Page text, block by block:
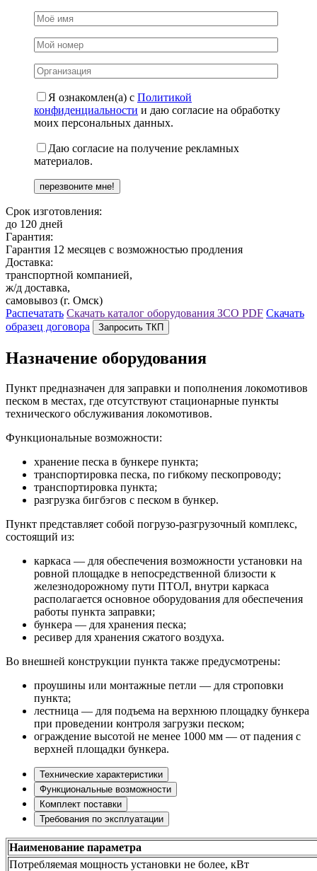
Я ознакомлен(а) с Политикой
конфиденциальности и даю согласие на обработку
моих персональных данных.
Даю согласие на получение рекламных
материалов.
Срок изготовления:
до 120 дней
Гарантия:
Гарантия 12 месяцев с возможностью продления
Доставка:
транспортной компанией,
ж/д доставка,
самовывоз (г. Омск)
Распечатать Скачать каталог оборудования ЗСО PDF Скачать
образец договора
Запросить ТКП
Назначение оборудования
Пункт предназначен для заправки и пополнения локомотивов
песком в местах, где отсутствуют стационарные пункты
технического обслуживания локомотивов.
Функциональные возможности:
хранение песка в бункере пункта;
транспортировка песка, по гибкому пескопроводу;
транспортировка пункта;
разгрузка бигбэгов с песком в бункер.
Пункт представляет собой погрузо-разгрузочный комплекс,
состоящий из:
каркаса — для обеспечения возможности установки на
ровной площадке в непосредственной близости к
железнодорожному пути ПТОЛ, внутри каркаса
располагается основное оборудования для обеспечения
работы пункта заправки;
бункера — для хранения песка;
ресивер для хранения сжатого воздуха.
Во внешней конструкции пункта также предусмотрены:
проушины или монтажные петли — для строповки
пункта;
лестница — для подъема на верхнюю площадку бункера
при проведении контроля загрузки песком;
ограждение высотой не менее 1000 мм — от падения с
верхней площадки бункера.
Технические характеристики
Функциональные возможности
Комплект поставки
Требования по эксплуатации
Наименование параметра
Потребляемая мощность установки не более, кВт